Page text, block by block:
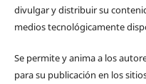
divulgar y distribuir su
medios tecnológicamente
Se permite y anima a los
para su publicación en los